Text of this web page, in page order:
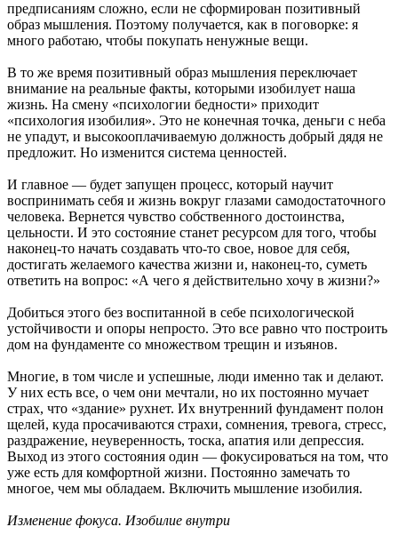
предписаниям сложно, если не сформирован позитивный
образ мышления. Поэтому получается, как в поговорке: я
много работаю, чтобы покупать ненужные вещи.
В то же время позитивный образ мышления переключает
внимание на реальные факты, которыми изобилует наша
жизнь. На смену «психологии бедности» приходит
«психология изобилия». Это не конечная точка, деньги с неба
не упадут, и высокооплачиваемую должность добрый дядя не
предложит. Но изменится система ценностей.
И главное — будет запущен процесс, который научит
воспринимать себя и жизнь вокруг глазами самодостаточного
человека. Вернется чувство собственного достоинства,
цельности. И это состояние станет ресурсом для того, чтобы
наконец-то начать создавать что-то свое, новое для себя,
достигать желаемого качества жизни и, наконец-то, суметь
ответить на вопрос: «А чего я действительно хочу в жизни?»
Добиться этого без воспитанной в себе психологической
устойчивости и опоры непросто. Это все равно что построить
дом на фундаменте со множеством трещин и изъянов.
Многие, в том числе и успешные, люди именно так и делают.
У них есть все, о чем они мечтали, но их постоянно мучает
страх, что «здание» рухнет. Их внутренний фундамент полон
щелей, куда просачиваются страхи, сомнения, тревога, стресс,
раздражение, неуверенность, тоска, апатия или депрессия.
Выход из этого состояния один — фокусироваться на том, что
уже есть для комфортной жизни. Постоянно замечать то
многое, чем мы обладаем. Включить мышление изобилия.
Изменение фокуса. Изобилие внутри